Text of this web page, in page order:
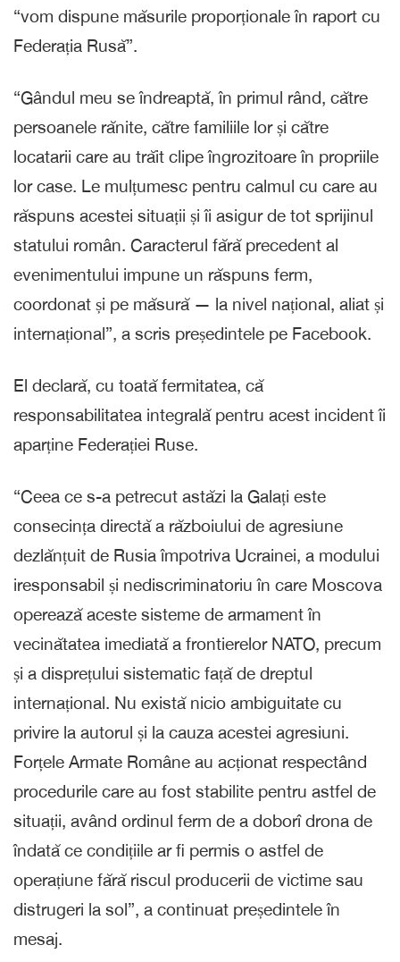
“vom dispune măsurile proporționale în raport cu
Federația Rusă”.
“Gândul meu se îndreaptă, în primul rând, către
persoanele rănite, către familiile lor și către
locatarii care au trăit clipe îngrozitoare în propriile
lor case. Le mulțumesc pentru calmul cu care au
răspuns acestei situații și îi asigur de tot sprijinul
statului român. Caracterul fără precedent al
evenimentului impune un răspuns ferm,
coordonat și pe măsură — la nivel național, aliat și
internațional”, a scris președintele pe Facebook.
El declară, cu toată fermitatea, că
responsabilitatea integrală pentru acest incident îi
aparține Federației Ruse.
“Ceea ce s-a petrecut astăzi la Galați este
consecința directă a războiului de agresiune
dezlănțuit de Rusia împotriva Ucrainei, a modului
iresponsabil și nediscriminatoriu în care Moscova
operează aceste sisteme de armament în
vecinătatea imediată a frontierelor NATO, precum
și a disprețului sistematic față de dreptul
internațional. Nu există nicio ambiguitate cu
privire la autorul și la cauza acestei agresiuni.
Forțele Armate Române au acționat respectând
procedurile care au fost stabilite pentru astfel de
situații, având ordinul ferm de a doborî drona de
îndată ce condițiile ar fi permis o astfel de
operațiune fără riscul producerii de victime sau
distrugeri la sol”, a continuat președintele în
mesaj.